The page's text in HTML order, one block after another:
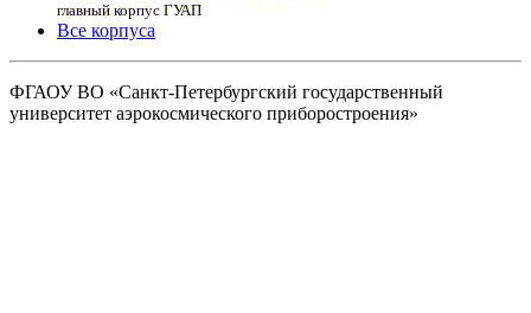
главный корпус ГУАП
Все корпуса
ФГАОУ ВО «Санкт-Петербургский государственный
университет аэрокосмического приборостроения»